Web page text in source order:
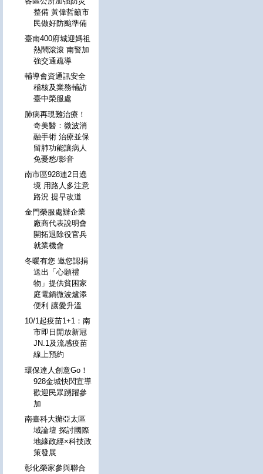
整備 黃偉哲籲市
民做好防颱準備
臺南400府城迎媽祖
熱鬧滾滾 南警加
強交通疏導
輔導會資通訊安全
稽核及業務輔訪
臺中榮服處
肺病再現難治療！
奇美醫：微波消
融手術 治療並保
留肺功能讓病人
免憂愁/影音
南市區928連2日遶
境 用路人多注意
路況 提早改道
金門榮服處辦企業
廠商代表說明會
開拓退除役官兵
就業機會
冬暖有您 邀您認捐
送出「心願禮
物」提供貧困家
庭電鍋微波爐添
便利 讓愛升溫
10/1起疫苗1+1：南
市即日開放新冠
JN.1及流感疫苗
線上預約
環保達人創意Go！
928金城快閃宣導
歡迎民眾踴躍參
加
南臺科大辦亞太區
域論壇 探討國際
地緣政經×科技政
策發展
彰化榮家參與聯合